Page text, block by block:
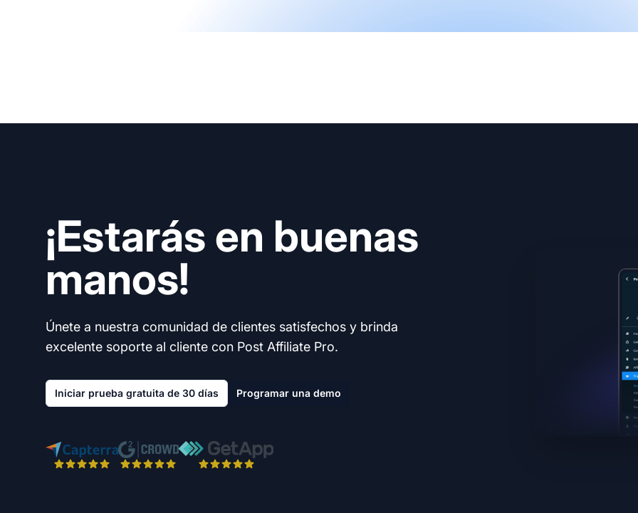
¡Estarás en buenas
manos!
Únete a nuestra comunidad de clientes satisfechos y brinda
excelente soporte al cliente con Post Affiliate Pro.
Iniciar prueba gratuita de 30 días Programar una demo